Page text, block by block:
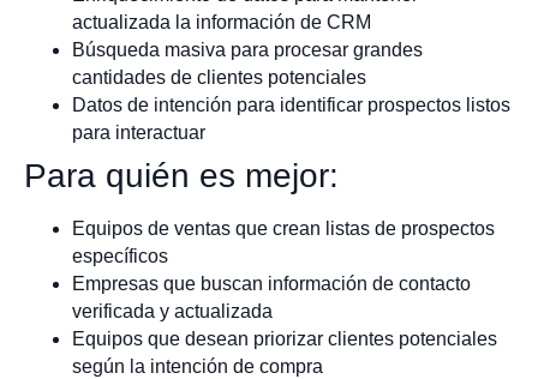
actualizada la información de CRM
Búsqueda masiva para procesar grandes
cantidades de clientes potenciales
Datos de intención para identificar prospectos listos
para interactuar
Para quién es mejor:
Equipos de ventas que crean listas de prospectos
específicos
Empresas que buscan información de contacto
verificada y actualizada
Equipos que desean priorizar clientes potenciales
según la intención de compra